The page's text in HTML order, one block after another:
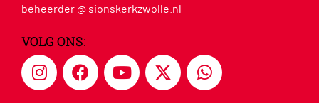
beheerder @ sionskerkzwolle.nl
VOLG ONS: